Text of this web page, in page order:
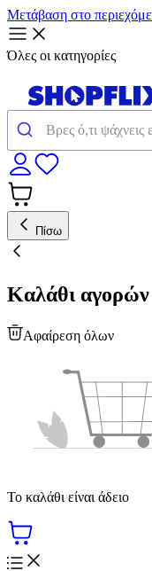
Μετάβαση στο
Όλες οι κατηγορίες
Πίσω
Καλάθι αγορών
Αφαίρεση όλων
Το καλάθι είναι άδειο